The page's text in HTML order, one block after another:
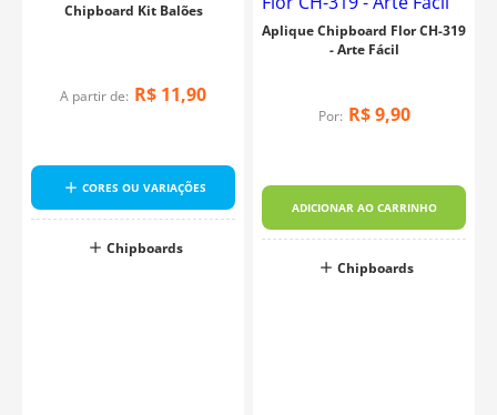
Chipboard Kit Balões
A partir de: R$ 11,90
CORES OU VARIAÇÕES
Chipboards
Aplique Chipboard Flor CH-319
- Arte Fácil
Por: R$ 9,90
ADICIONAR AO CARRINHO
Chipboards